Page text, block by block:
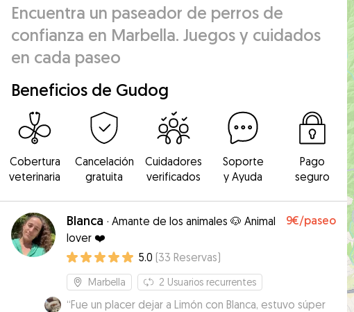
Encuentra un paseador de perros de
confianza en Marbella. Juegos y cuidados
en cada paseo
Beneficios de Gudog
Cobertura
veterinaria
Cancelación
gratuita
Cuidadores
verificados
Soporte
y Ayuda
Pago
seguro
Blanca · Amante de los animales 🐶 Animal
lover ❤️
9€/paseo
5.0 (33 Reservas)
Marbella 2 Usuarios recurrentes
“Fue un placer dejar a Limón con Blanca, estuvo súper